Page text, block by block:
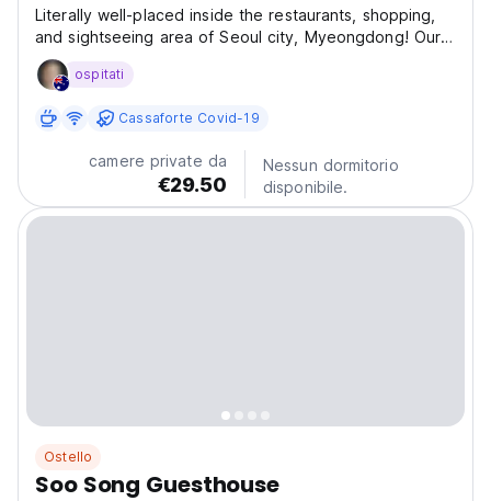
Literally well-placed inside the restaurants, shopping,
and sightseeing area of Seoul city, Myeongdong! Our
best strategic location ensures you to go downstairs
and do some shopping and come back to take a rest!
ospitati
Cassaforte Covid-19
camere private da
€29.50
Nessun dormitorio
disponibile.
Ostello
Soo Song Guesthouse